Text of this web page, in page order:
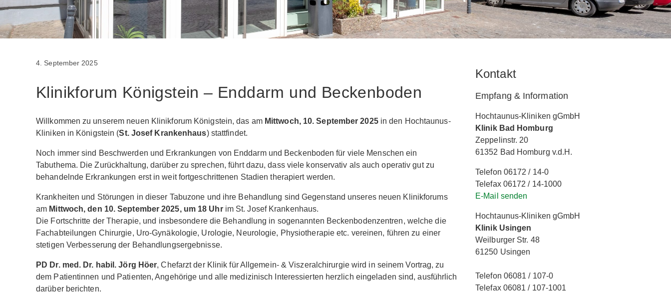
4. September 2025
Klinikforum Königstein – Enddarm und Beckenboden
Willkommen zu unserem neuen Klinikforum Königstein, das am Mittwoch, 10. September 2025 in den Hochtaunus-
Kliniken in Königstein (St. Josef Krankenhaus) stattfindet.
Noch immer sind Beschwerden und Erkrankungen von Enddarm und Beckenboden für viele Menschen ein
Tabuthema. Die Zurückhaltung, darüber zu sprechen, führt dazu, dass viele konservativ als auch operativ gut zu
behandelnde Erkrankungen erst in weit fortgeschrittenen Stadien therapiert werden.
Krankheiten und Störungen in dieser Tabuzone und ihre Behandlung sind Gegenstand unseres neuen Klinikforums
am Mittwoch, den 10. September 2025, um 18 Uhrim St. Josef Krankenhaus.
Die Fortschritte der Therapie, und insbesondere die Behandlung in sogenannten Beckenbodenzentren, welche die
Fachabteilungen Chirurgie, Uro-Gynäkologie, Urologie, Neurologie, Physiotherapie etc. vereinen, führen zu einer
stetigen Verbesserung der Behandlungsergebnisse.
PD Dr. med. Dr. habil. Jörg Höer, Chefarzt der Klinik für Allgemein- & Viszeralchirurgie wird in seinem Vortrag, zu
dem Patientinnen und Patienten, Angehörige und alle medizinisch Interessierten herzlich eingeladen sind, ausführlich
darüber berichten.
Kontakt
Empfang & Information
Hochtaunus-Kliniken gGmbH
Klinik Bad Homburg
Zeppelinstr. 20
61352 Bad Homburg v.d.H.
Telefon 06172 / 14-0
Telefax 06172 / 14-1000
E-Mail senden
Hochtaunus-Kliniken gGmbH
Klinik Usingen
Weilburger Str. 48
61250 Usingen
Telefon 06081 / 107-0
Telefax 06081 / 107-1001